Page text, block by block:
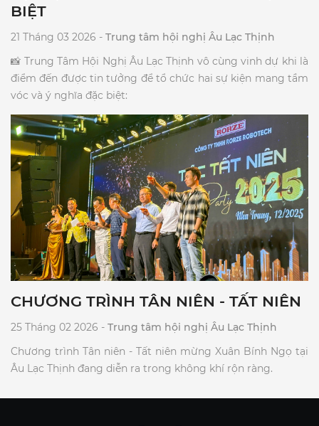
BIỆT
21 Tháng 03 2026 - Trung tâm hội nghị Âu Lạc Thịnh
​📸 Trung Tâm Hội Nghị Âu Lạc Thịnh vô cùng vinh dự khi là
điểm đến được tin tưởng để tổ chức hai sự kiện mang tầm
vóc và ý nghĩa đặc biệt:​
CHƯƠNG TRÌNH TÂN NIÊN - TẤT NIÊN
25 Tháng 02 2026 - Trung tâm hội nghị Âu Lạc Thịnh
Chương trình Tân niên - Tất niên mừng Xuân Bính Ngọ tại
Âu Lạc Thịnh đang diễn ra trong không khí rộn ràng.